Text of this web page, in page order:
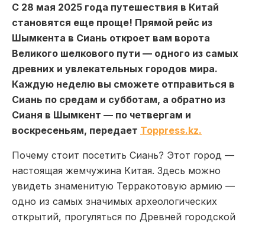
С 28 мая 2025 года путешествия в Китай
становятся еще проще! Прямой рейс из
Шымкента в Сиань откроет вам ворота
Великого шелкового пути — одного из самых
древних и увлекательных городов мира.
Каждую неделю вы сможете отправиться в
Сиань по средам и субботам, а обратно из
Сианя в Шымкент — по четвергам и
воскресеньям, передает Toppress.kz.
Почему стоит посетить Сиань? Этот город —
настоящая жемчужина Китая. Здесь можно
увидеть знаменитую Терракотовую армию —
одно из самых значимых археологических
открытий, прогуляться по Древней городской